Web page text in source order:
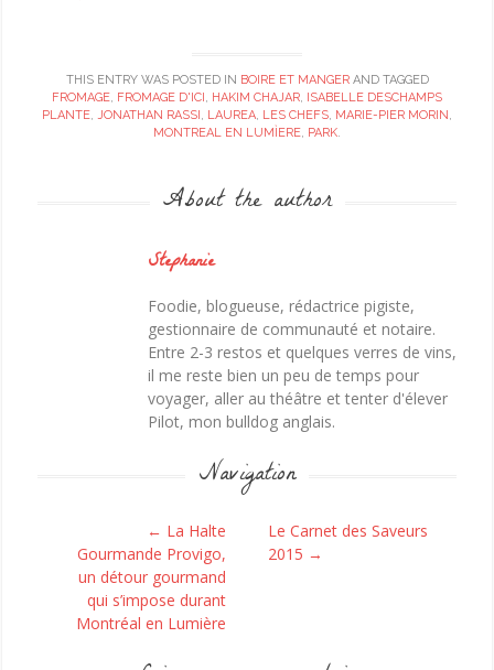
THIS ENTRY WAS POSTED IN BOIRE ET MANGERAND TAGGED
FROMAGE FROMAGE D'ICI HAKIM CHAJAR ISABELLE DESCHAMPS
PLANTE
JONATHAN RASSI LAUREA LES CHEFS MARIE-PIER MORIN
MONTREAL EN LUMÌERE PARK
About the author
Stephanie
Foodie, blogueuse, rédactrice pigiste,
gestionnaire de communauté et notaire.
Entre 2-3 restos et quelques verres de vins,
il me reste bien un peu de temps pour
voyager, aller au théâtre et tenter d'élever
Pilot, mon bulldog anglais.
Navigation
← La Halte
Gourmande Provigo,
un détour gourmand
qui s’impose durant
Montréal en Lumière
Le Carnet des Saveurs
2015 →